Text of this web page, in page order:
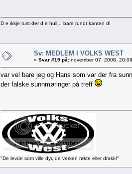
D e ikkje rust der d e hull... bare rundt kanten d!
Sv: MEDLEM I VOLKS WEST
« Svar #19 på: november 07, 2008,
var vel bare jeg og Hans som var der fra
der falske sunnmøringer på treff
"De levde som ville dyr, de verken røkte eller drakk!"